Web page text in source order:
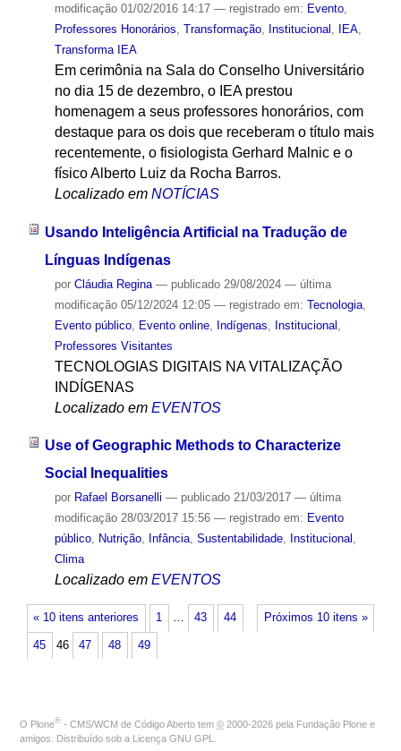
modificação01/02/2016 14:17 — registrado em: Evento,
Professores Honorários Transformação, Institucional IEA,
Transforma IEA
Em cerimônia na Sala do Conselho Universitário
no dia 15 de dezembro, o IEA prestou
homenagem a seus professores honorários, com
destaque para os dois que receberam o título mais
recentemente, o fisiologista Gerhard Malnic e o
físico Alberto Luiz da Rocha Barros.
Localizado em NOTÍCIAS
Usando Inteligência Artificial na Tradução de
Línguas Indígenas
por Cláudia Regina — publicado29/08/2024 — última
modificação05/12/2024 12:05 — registrado em: Tecnologia,
Evento público, Evento online, Indígenas Institucional
Professores Visitantes
TECNOLOGIAS DIGITAIS NA VITALIZAÇÃO
INDÍGENAS
Localizado em EVENTOS
Use of Geographic Methods to Characterize
Social Inequalities
por Rafael Borsanelli — publicado21/03/2017 — última
modificação28/03/2017 15:56 — registrado em: Evento
público, Nutrição, Infância, Sustentabilidade, Institucional ,
Clima
Localizado em EVENTOS
« 10 itens anteriores Próximos 10 itens »
1 … 43 44
45 46 47 48 49
O Plone® - CMS/WCM de Código Aberto tem © 2000-2026 pela Fundação Plone e
amigos. Distribuído sob a Licença GNU GPL